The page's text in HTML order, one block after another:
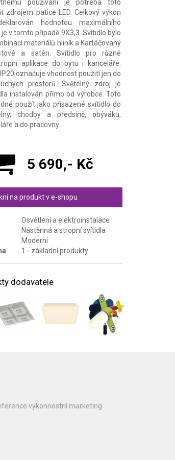
používání je potřeba toto
zdrojem patice LED. Celkový výkon
hodnotou maximálního
v tomto případě 9X3,3. Svítidlo bylo
materiálů hliník a Kartáčovaný
a satén. Svítidlo pro různé
aplikace do bytu i kanceláře.
označuje vhodnost použití jen do
prostorů. Světelný zdroj je
instalován přímo od výrobce. Toto
použít jako přisazené svítidlo do
chodby a předsíně, obýváku,
a do pracovny
5 690,- Kč
na produkt v e-shopu
Osvětlení a elektroinstalace
Nástěnná a stropní svítidla
Moderní
1 - základní produkty
dodavatele
výkonnostní marketing